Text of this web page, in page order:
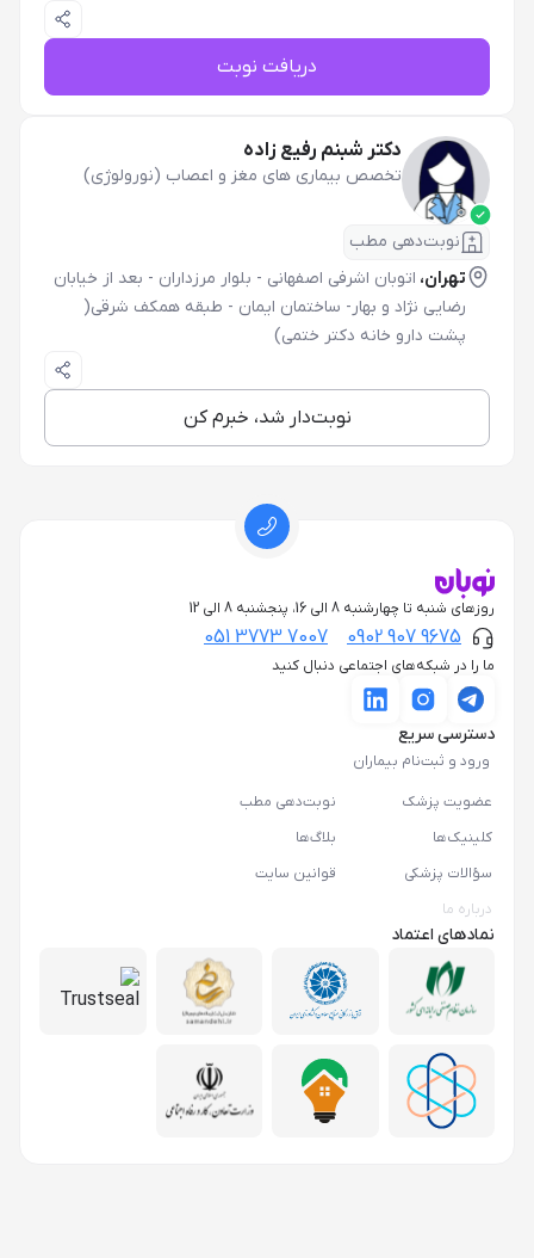
دریافت نوبت
دکتر شبنم رفیع زاده
تخصص بیماری های مغز و اعصاب (نورولوژی)
نوبت‌دهی مطب
تهران، اتوبان اشرفی اصفهانی - بلوار مرزداران - بعد از خیابان
رضایی نژاد و بهار- ساختمان ایمان - طبقه همکف شرقی(
پشت دارو خانه دکتر ختمی)
نوبت‌دار شد، خبرم کن
روزهای شنبه تا چهارشنبه 8 الی 16، پنجشنبه 8 الی 12
0902 907 9675
051 3773 7007
ما را در شبکه‌های اجتماعی دنبال کنید
دسترسی سریع
ورود و ثبت‌نام بیماران
عضویت پزشک
نوبت‌دهی مطب
کلینیک‌ها
بلاگ‌ها
سؤالات پزشکی
قوانین سایت
درباره ما
نمادهای اعتماد